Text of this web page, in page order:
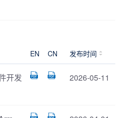
EN CN 发布时间
开发
2026-05-11